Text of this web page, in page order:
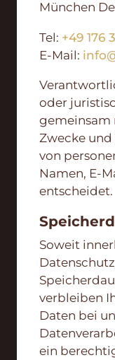
München
Tel: +49 176
E-Mail:
oder
gemeinsam
Zwecke
von
Namen, E-
entscheidet.
Soweit
verbleiben
Daten bei
ein